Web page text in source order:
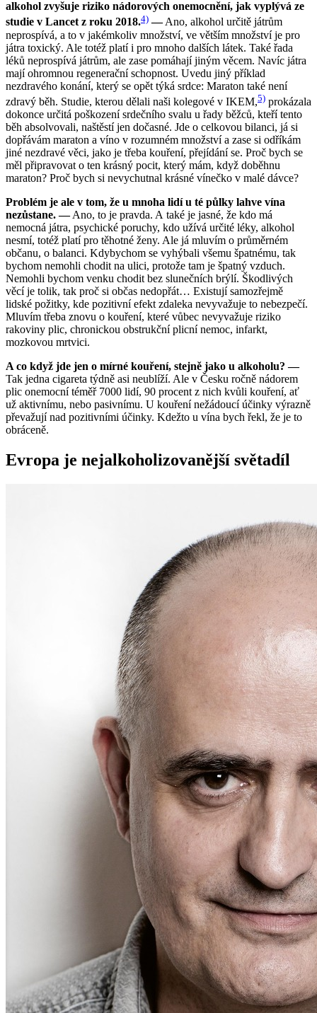
alkohol zvyšuje riziko nádorových onemocnění, jak vyplývá ze
studie v Lancet z roku 2018.4) —Ano, alkohol určitě játrům
neprospívá, a to v jakémkoliv množství, ve větším množství je pro
játra toxický. Ale totéž platí i pro mnoho dalších látek. Také řada
léků neprospívá játrům, ale zase pomáhají jiným věcem. Navíc játra
mají ohromnou regenerační schopnost. Uvedu jiný příklad
nezdravého konání, který se opět týká srdce: Maraton také není
zdravý běh. Studie, kterou dělali naši kolegové v IKEM,5) prokázala
dokonce určitá poškození srdečního svalu u řady běžců, kteří tento
běh absolvovali, naštěstí jen dočasné. Jde o celkovou bilanci, já si
dopřávám maraton a víno v rozumném množství a zase si odříkám
jiné nezdravé věci, jako je třeba kouření, přejídání se. Proč bych se
měl připravovat o ten krásný pocit, který mám, když doběhnu
maraton? Proč bych si nevychutnal krásné vínečko v malé dávce?
Problém je ale v tom, že u mnoha lidí u té půlky lahve vína
nezůstane. —Ano, to je pravda. A také je jasné, že kdo má
nemocná játra, psychické poruchy, kdo užívá určité léky, alkohol
nesmí, totéž platí pro těhotné ženy. Ale já mluvím o průměrném
občanu, o balanci. Kdybychom se vyhýbali všemu špatnému, tak
bychom nemohli chodit na ulici, protože tam je špatný vzduch.
Nemohli bychom venku chodit bez slunečních brýlí. Škodlivých
věcí je tolik, tak proč si občas nedopřát… Existují samozřejmě
lidské požitky, kde pozitivní efekt zdaleka nevyvažuje to nebezpečí.
Mluvím třeba znovu o kouření, které vůbec nevyvažuje riziko
rakoviny plic, chronickou obstrukční plicní nemoc, infarkt,
mozkovou mrtvici.
A co když jde jen o mírné kouření, stejně jako u alkoholu? —
Tak jedna cigareta týdně asi neublíží. Ale v Česku ročně nádorem
plic onemocní téměř 7000 lidí, 90 procent z nich kvůli kouření, ať
už aktivnímu, nebo pasivnímu. U kouření nežádoucí účinky výrazně
převažují nad pozitivními účinky. Kdežto u vína bych řekl, že je to
obráceně.
Evropa je nejalkoholizovanější světadíl